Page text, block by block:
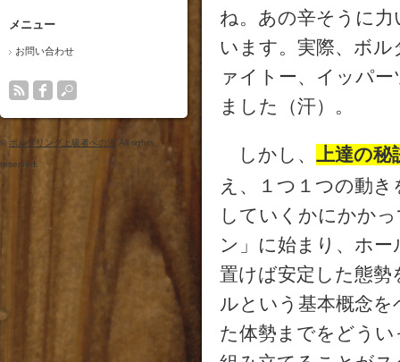
メニュー
お問い合わせ
© ボルダリング上級者への道 All rights
reserved.
ね。あの辛そうに
います。実際、ボ
ァイトー、イッパ
ました（汗）。
しかし、 上達の秘
え、１つ１つの動
していくかにかか
ン」に始まり、ホ
置けば安定した態
ルという基本概念
た体勢までをどう